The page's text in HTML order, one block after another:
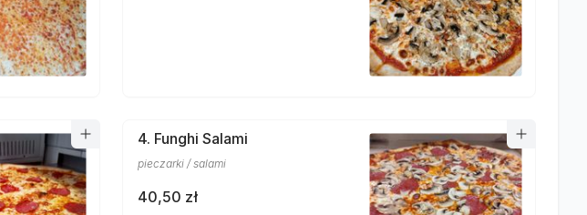
4. Funghi Salami
pieczarki / salami
40,50 zł